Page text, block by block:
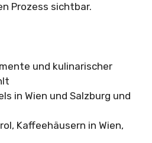
Prozess sichtbar.
und kulinarischer
in Wien und Salzburg und
Kaffeehäusern in Wien,